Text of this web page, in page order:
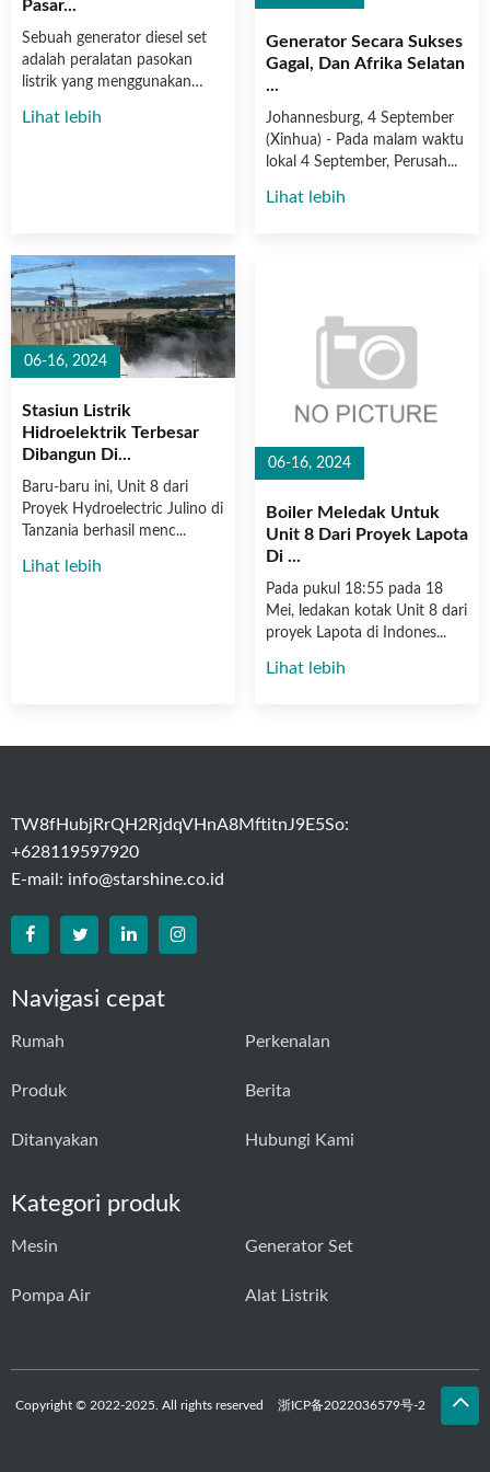
pertahanan perbatasan di seluruh negeri. Pemasaran
Produknya sangat baik di seluruh negeri dan diekspor ke
Pasar...
Sebuah generator diesel set
adalah peralatan pasokan
listrik yang menggunakan
Lihat lebih
Generator Secara Sukses
Gagal, Dan Afrika Selatan
...
Johannesburg, 4 September
(Xinhua) - Pada malam waktu
lokal 4 September, Perusah...
Lihat lebih
06-16, 2024
Stasiun Listrik
Hidroelektrik Terbesar
Dibangun Di...
Baru-baru ini, Unit 8 dari
Proyek Hydroelectric Julino di
Tanzania berhasil menc...
Lihat lebih
06-16, 2024
Boiler Meledak Untuk
Unit 8 Dari Proyek Lapota
Di ...
Pada pukul 18:55 pada 18
Mei, ledakan kotak Unit 8 dari
proyek Lapota di Indones...
Lihat lebih
TW8fHubjRrQH2RjdqVHnA8MftitnJ9E5So:
+628119597920
E-mail: info@starshine.co.id
Navigasi cepat
Rumah Perkenalan
Produk Berita
Ditanyakan Hubungi Kami
Kategori produk
Mesin Generator Set
Pompa Air Alat Listrik
Copyright © 2022-2025. All rights reserved 浙ICP备2022036579号-2